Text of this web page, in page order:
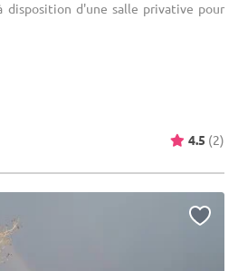
disposition d'une salle privative pour
4.5 (2)